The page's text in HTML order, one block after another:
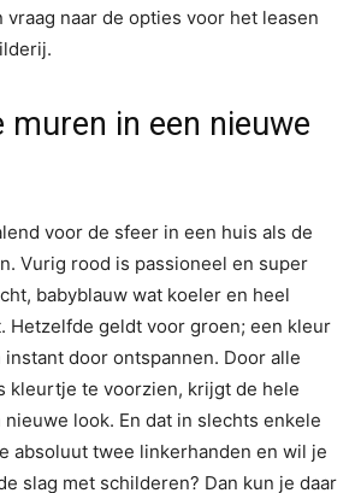
vraag naar de opties voor het leasen
muren in een nieuwe
voor de sfeer in een huis als de
Vurig rood is passioneel en super
babyblauw wat koeler en heel
Hetzelfde geldt voor groen; een kleur
door ontspannen. Door alle
kleurtje te voorzien, krijgt de hele
look. En dat in slechts enkele
absoluut twee linkerhanden en wil je
slag met schilderen? Dan kun je daar